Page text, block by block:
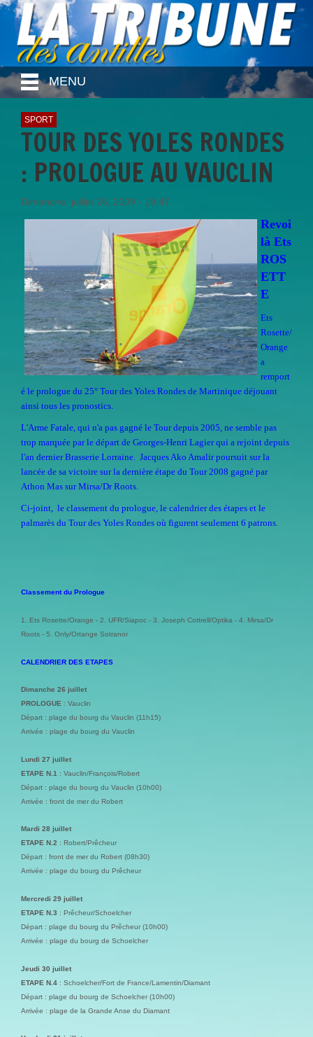
MENU
SPORT
TOUR DES YOLES RONDES
: PROLOGUE AU VAUCLIN
Dimanche, juillet 26, 2009 - 19:47
Revoi
là Ets
ROS
ETT
E
Ets
Rosette/
Orange
a
remport
é le prologue du 25° Tour des Yoles Rondes de Martinique déjouant
ainsi tous les pronostics.
L'Arme Fatale, qui n'a pas gagné le Tour depuis 2005, ne semble pas
trop marquée par le départ de Georges-Henri Lagier qui a rejoint depuis
l'an dernier Brasserie Lorraine. Jacques Ako Amalir poursuit sur la
lancée de sa victoire sur la dernière étape du Tour 2008 gagné par
Athon Mas sur Mirsa/Dr Roots.
Ci-joint, le classement du prologue, le calendrier des étapes et le
palmarès du Tour des Yoles Rondes où figurent seulement 6 patrons.
Classement du Prologue
1. Ets Rosette/Orange - 2. UFR/Siapoc - 3. Joseph Cottrell/Optika - 4. Mirsa/Dr
Roots - 5. Only/Ortange Sotranor
CALENDRIER DES ETAPES
Dimanche 26 juillet
PROLOGUE : Vauclin
Départ : plage du bourg du Vauclin (11h15)
Arrivée : plage du bourg du Vauclin
Lundi 27 juillet
ETAPE N.1 : Vauclin/François/Robert
Départ : plage du bourg du Vauclin (10h00)
Arrivée : front de mer du Robert
Mardi 28 juillet
ETAPE N.2 : Robert/Prêcheur
Départ : front de mer du Robert (08h30)
Arrivée : plage du bourg du Prêcheur
Mercredi 29 juillet
ETAPE N.3 : Prêcheur/Schoelcher
Départ : plage du bourg du Prêcheur (10h00)
Arrivée : plage du bourg de Schoelcher
Jeudi 30 juillet
ETAPE N.4 : Schoelcher/Fort de France/Lamentin/Diamant
Départ : plage du bourg de Schoelcher (10h00)
Arrivée : plage de la Grande Anse du Diamant